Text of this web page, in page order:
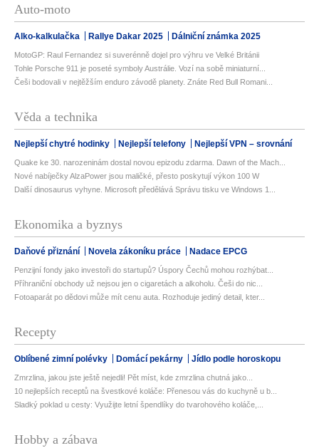
Auto-moto
Alko-kalkulačka Rallye Dakar 2025 Dálniční známka 2025
MotoGP: Raul Fernandez si suverénně dojel pro výhru ve Velké Británii
Tohle Porsche 911 je poseté symboly Austrálie. Vozí na sobě miniaturní...
Češi bodovali v nejtěžším enduro závodě planety. Znáte Red Bull Romani...
Věda a technika
Nejlepší chytré hodinky Nejlepší telefony Nejlepší VPN – srovnání
Quake ke 30. narozeninám dostal novou epizodu zdarma. Dawn of the Mach...
Nové nabíječky AlzaPower jsou maličké, přesto poskytují výkon 100 W
Další dinosaurus vyhyne. Microsoft předělává Správu tisku ve Windows 1...
Ekonomika a byznys
Daňové přiznání Novela zákoníku práce Nadace EPCG
Penzijní fondy jako investoři do startupů? Úspory Čechů mohou rozhýbat...
Příhraniční obchody už nejsou jen o cigaretách a alkoholu. Češi do nic...
Fotoaparát po dědovi může mít cenu auta. Rozhoduje jediný detail, kter...
Recepty
Oblíbené zimní polévky Domácí pekárny Jídlo podle horoskopu
Zmrzlina, jakou jste ještě nejedli! Pět míst, kde zmrzlina chutná jako...
10 nejlepších receptů na švestkové koláče: Přenesou vás do kuchyně u b...
Sladký poklad u cesty: Využijte letní špendlíky do tvarohového koláče,...
Hobby a zábava